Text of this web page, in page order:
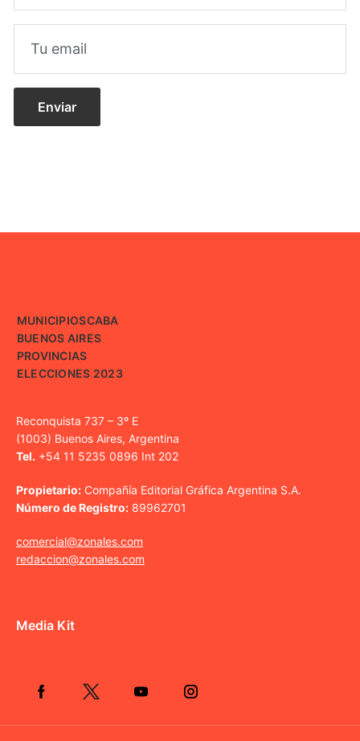
MUNICIPIOSCABA
BUENOS AIRES
PROVINCIAS
ELECCIONES 2023
Reconquista 737 – 3º E
(1003) Buenos Aires, Argentina
Tel. +54 11 5235 0896 Int 202
Propietario: Compañía Editorial Gráfica Argentina S.A.
Número de Registro: 89962701
comercial@zonales.com
redaccion@zonales.com
Media Kit